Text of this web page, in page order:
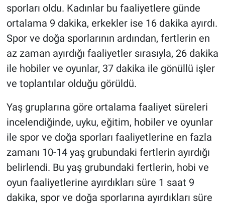
sporları oldu. Kadınlar bu faaliyetlere günde
ortalama 9 dakika, erkekler ise 16 dakika ayırdı.
Spor ve doğa sporlarının ardından, fertlerin en
az zaman ayırdığı faaliyetler sırasıyla, 26 dakika
ile hobiler ve oyunlar, 37 dakika ile gönüllü işler
ve toplantılar olduğu görüldü.
Yaş gruplarına göre ortalama faaliyet süreleri
incelendiğinde, uyku, eğitim, hobiler ve oyunlar
ile spor ve doğa sporları faaliyetlerine en fazla
zamanı 10-14 yaş grubundaki fertlerin ayırdığı
belirlendi. Bu yaş grubundaki fertlerin, hobi ve
oyun faaliyetlerine ayırdıkları süre 1 saat 9
dakika, spor ve doğa sporlarına ayırdıkları süre